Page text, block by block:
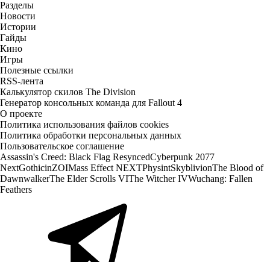
Разделы
Новости
Истории
Гайды
Кино
Игры
Полезные ссылки
RSS-лента
Калькулятор скилов The Division
Генератор консольных команда для Fallout 4
О проекте
Политика использования файлов cookies
Политика обработки персональных данных
Пользовательское соглашение
Assassin's Creed: Black Flag ResyncedCyberpunk 2077
NextGothicinZOIMass Effect NEXTPhysintSkyblivionThe Blood of
DawnwalkerThe Elder Scrolls VIThe Witcher IVWuchang: Fallen
Feathers